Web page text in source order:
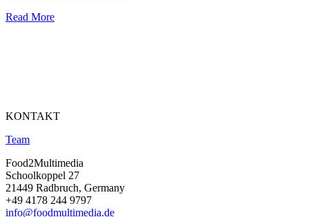
Read More
KONTAKT
Team
Food2Multimedia
Schoolkoppel 27
21449 Radbruch, Germany
+49 4178 244 9797
info@foodmultimedia.de